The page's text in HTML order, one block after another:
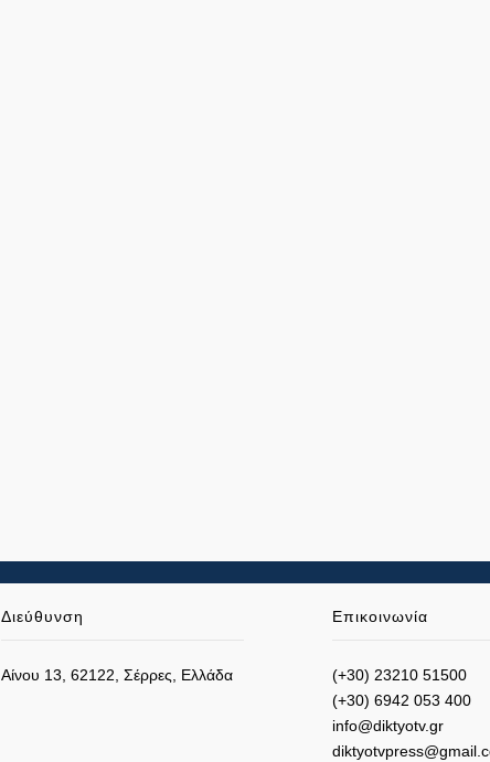
Διεύθυνση
Αίνου 13, 62122, Σέρρες, Ελλάδα
Επικοινωνία
(+30) 23210 51500
(+30) 6942 053 400
info@diktyotv.gr